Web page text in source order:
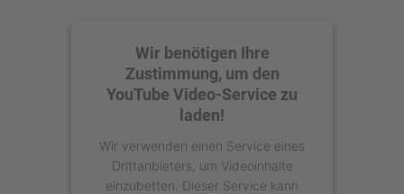
Wir benötigen Ihre
Zustimmung, um den
YouTube Video-Service zu
laden!
Wir verwenden einen Service eines
Drittanbieters, um Videoinhalte
einzubetten. Dieser Service kann